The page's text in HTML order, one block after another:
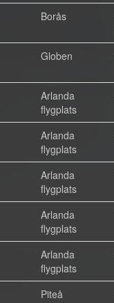
Borås
Globen
Arlanda
flygplats
Arlanda
flygplats
Arlanda
flygplats
Arlanda
flygplats
Arlanda
flygplats
Piteå